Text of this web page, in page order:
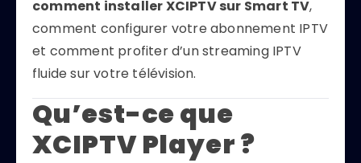
comment installer XCIPTV sur Smart TV,
comment configurer votre abonnement IPTV
et comment profiter d’un streaming IPTV
fluide sur votre télévision.
Qu’est-ce que
XCIPTV Player ?